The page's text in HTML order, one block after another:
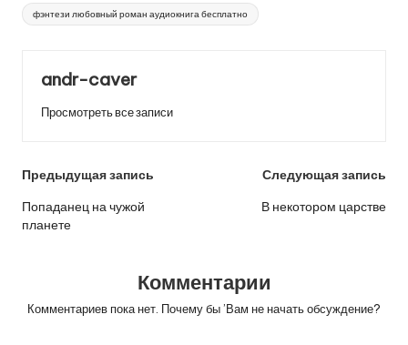
фэнтези любовный роман аудиокнига бесплатно
andr-caver
Просмотреть все записи
Навигация
по
записям
Предыдущая запись
Попаданец на чужой
планете
Следующая запись
В некотором царстве
Комментарии
Комментариев пока нет. Почему бы ’Вам не начать обсуждение?